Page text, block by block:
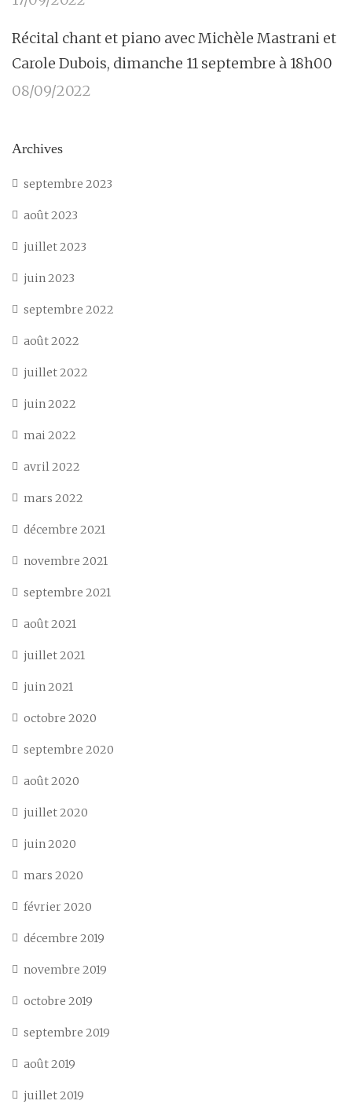
Récital chant et piano avec Michèle Mastrani et
Carole Dubois, dimanche 11 septembre à 18h00
08/09/2022
Archives
septembre 2023
août 2023
juillet 2023
juin 2023
septembre 2022
août 2022
juillet 2022
juin 2022
mai 2022
avril 2022
mars 2022
décembre 2021
novembre 2021
septembre 2021
août 2021
juillet 2021
juin 2021
octobre 2020
septembre 2020
août 2020
juillet 2020
juin 2020
mars 2020
février 2020
décembre 2019
novembre 2019
octobre 2019
septembre 2019
août 2019
juillet 2019